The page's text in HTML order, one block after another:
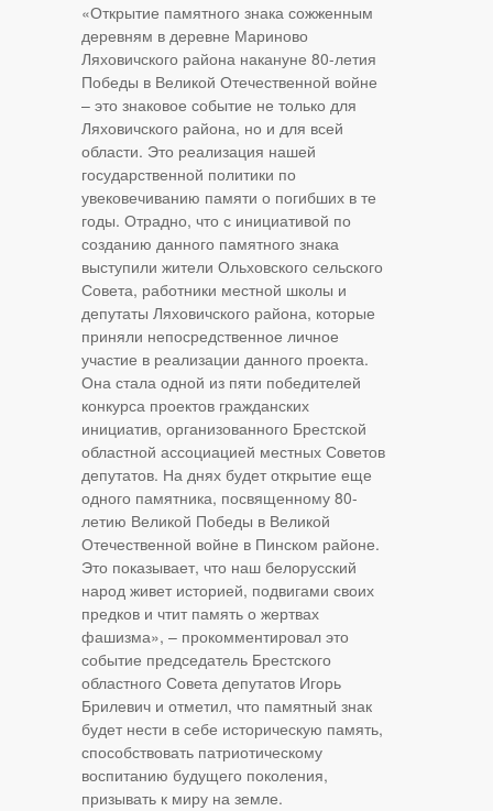
«Открытие памятного знака сожженным
деревням в деревне Мариново
Ляховичского района накануне 80-летия
Победы в Великой Отечественной войне
– это знаковое событие не только для
Ляховичского района, но и для всей
области. Это реализация нашей
государственной политики по
увековечиванию памяти о погибших в те
годы. Отрадно, что с инициативой по
созданию данного памятного знака
выступили жители Ольховского сельского
Совета, работники местной школы и
депутаты Ляховичского района, которые
приняли непосредственное личное
участие в реализации данного проекта.
Она стала одной из пяти победителей
конкурса проектов гражданских
инициатив, организованного Брестской
областной ассоциацией местных Советов
депутатов. На днях будет открытие еще
одного памятника, посвященному 80-
летию Великой Победы в Великой
Отечественной войне в Пинском районе.
Это показывает, что наш белорусский
народ живет историей, подвигами своих
предков и чтит память о жертвах
фашизма», – прокомментировал это
событие председатель Брестского
областного Совета депутатов Игорь
Брилевич и отметил, что памятный знак
будет нести в себе историческую память,
способствовать патриотическому
воспитанию будущего поколения,
призывать к миру на земле.